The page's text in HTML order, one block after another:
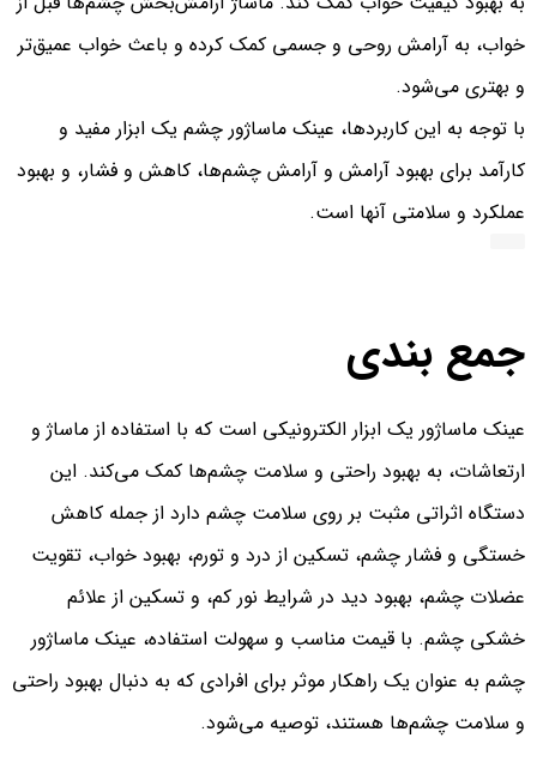
خواب، به آرامش روحی و جسمی کمک کرده و باعث خواب عمیق‌تر
و بهتری می‌شود.
با توجه به این کاربردها، عینک ماساژور چشم یک ابزار مفید و
کارآمد برای بهبود آرامش و آرامش چشم‌ها، کاهش و فشار، و بهبود
عملکرد و سلامتی آنها است.
جمع بندی
عینک ماساژور یک ابزار الکترونیکی است که با استفاده از ماساژ و
ارتعاشات، به بهبود راحتی و سلامت چشم‌ها کمک می‌کند. این
دستگاه اثراتی مثبت بر روی سلامت چشم دارد از جمله کاهش
خستگی و فشار چشم، تسکین از درد و تورم، بهبود خواب، تقویت
عضلات چشم، بهبود دید در شرایط نور کم، و تسکین از علائم
خشکی چشم. با قیمت مناسب و سهولت استفاده، عینک ماساژور
چشم به عنوان یک راهکار موثر برای افرادی که به دنبال بهبود راحتی
و سلامت چشم‌ها هستند، توصیه می‌شود.